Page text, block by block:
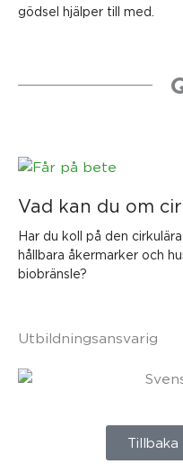
gödsel hjälper till med.
Vad kan du om
Har du koll på den
hållbara åkermarker och
biobränsle?
Utbildningsansvarig